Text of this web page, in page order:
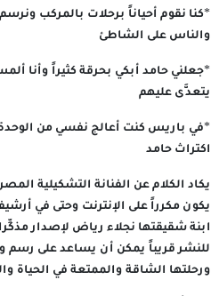
*كنا نقوم أحياناً برحلات بالمركب
والناس على الشاطئ
*جعلني حامد أبكي بحرقة كثيراً وأنا
يتعدَّى عليهم
*في باريس كنت أعالج نفسي من
اكتراث حامد
يكون مكرراً على الإنترنت وحتى في
ابنة شقيقتها نجلاء رياض لإصدار
للنشر قريباً يمكن أن يساعد على رسم
ورحلتها الشاقة والممتعة في الحياة